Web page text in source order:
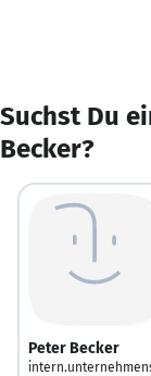
Suchst Du
Becker?
Peter Becker